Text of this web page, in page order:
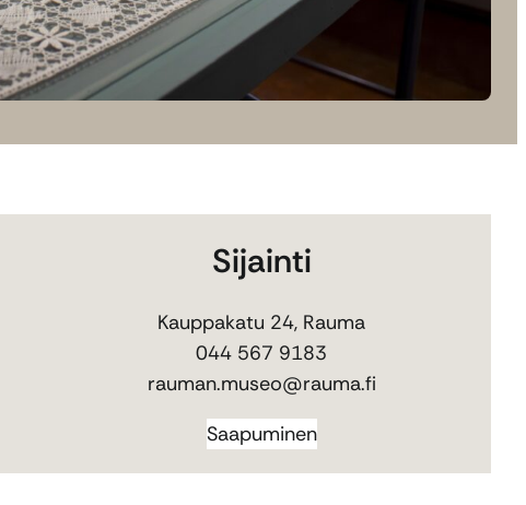
Sijainti
Kauppakatu 24, Rauma
044 567 9183
rauman.museo@rauma.fi
Saapuminen